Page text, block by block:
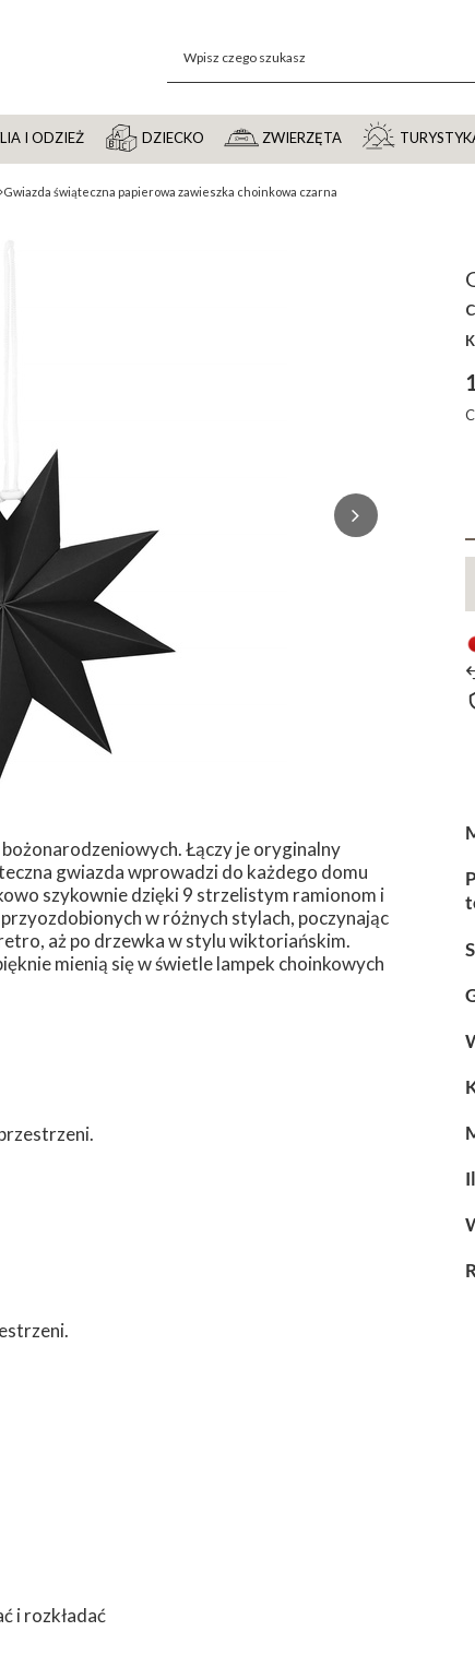
I ODZIEŻ DZIECKO ZWIERZĘTA
Gwiazda świąteczna papierowa zawieszka choinkowa czarna
Łączy je oryginalny
gwiazda wprowadzi do każdego domu
szykownie dzięki 9 strzelistym ramionom i
w różnych stylach, poczynając
aż po drzewka w stylu wiktoriańskim.
mienią się w świetle lampek choinkowych
i rozkładać